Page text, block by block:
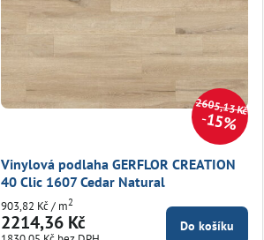
2605,13 Kč
15%
Vinylová podlaha GERFLOR CREATION
40 Clic 1607 Cedar Natural
2214,36 Kč
903,82 Kč/ m2
Do košíku